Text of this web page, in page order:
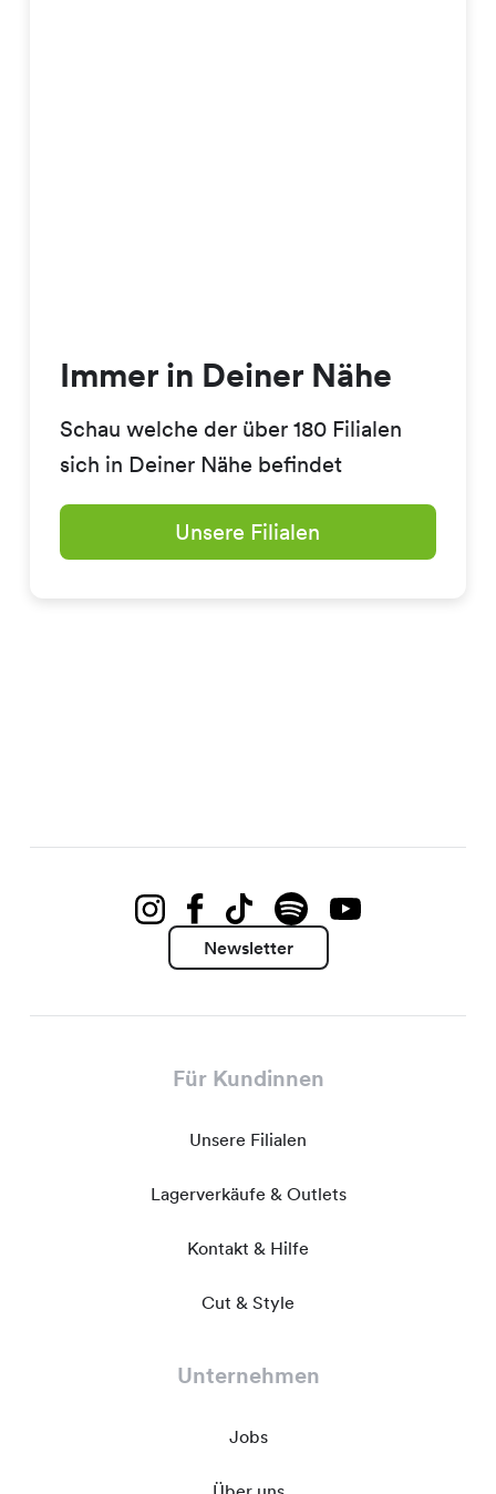
Immer in Deiner Nähe
Schau welche der über 180 Filialen
sich in Deiner Nähe befindet
Unsere Filialen
Newsletter
Für Kundinnen
Unsere Filialen
Lagerverkäufe & Outlets
Kontakt & Hilfe
Cut & Style
Unternehmen
Jobs